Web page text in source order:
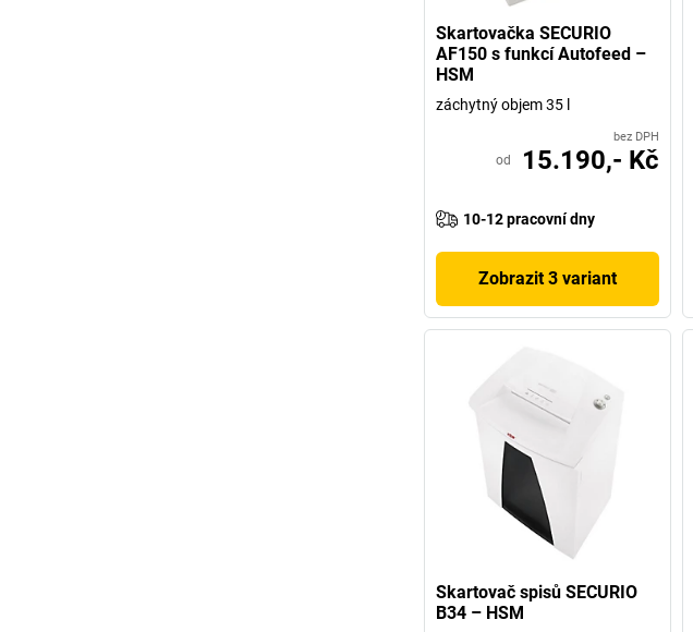
Skartovačka SECURIO
AF150 s funkcí Autofeed –
HSM
záchytný objem 35 l
bez DPH
od 15.190,- Kč
10-12 pracovní dny
Zobrazit 3 variant
Skartovač spisů SECURIO
B34 – HSM